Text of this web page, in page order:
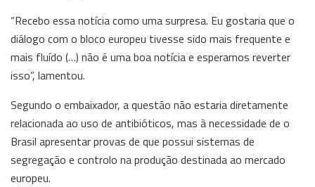
“Recebo essa notícia como uma surpresa. Eu gostaria que o
diálogo com o bloco europeu tivesse sido mais frequente e
mais fluído (…) não é uma boa notícia e esperamos reverter
isso”, lamentou.
Segundo o embaixador, a questão não estaria diretamente
relacionada ao uso de antibióticos, mas à necessidade de o
Brasil apresentar provas de que possui sistemas de
segregação e controlo na produção destinada ao mercado
europeu.